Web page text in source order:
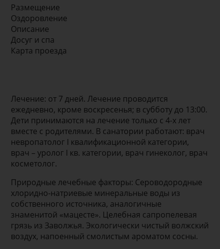
Размещение
Оздоровление
Описание
Досуг и спа
Карта проезда
Лечение: от 7 дней. Лечение проводится
ежедневно, кроме воскресенья; в субботу до 13:00.
Дети принимаются на лечение только с 4-х лет
вместе с родителями. В санатории работают: врач
невропатолог I квалификационной категории,
врач – уролог I кв. категории, врач гинеколог, врач
косметолог.
Природные лечебные факторы: Сероводородные
хлоридно-натриевые минеральные воды из
собственного источника, аналогичные
знаменитой «мацесте». Целебная сапропелевая
грязь из Заволжья. Экологически чистый волжский
воздух, напоенный смолистым ароматом сосны.